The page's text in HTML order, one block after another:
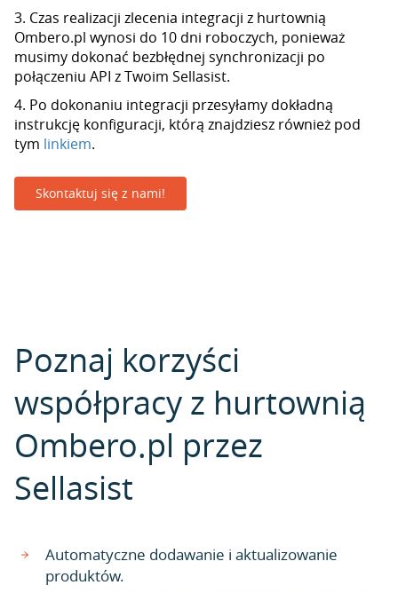
3. Czas realizacji zlecenia integracji z hurtownią
Ombero.pl wynosi do 10 dni roboczych, ponieważ
musimy dokonać bezbłędnej synchronizacji po
połączeniu API z Twoim Sellasist.
4. Po dokonaniu integracji przesyłamy dokładną
instrukcję konfiguracji, którą znajdziesz również pod
tym linkiem.
Skontaktuj się z nami!
Poznaj korzyści
współpracy z hurtownią
Ombero.pl przez
Sellasist
Automatyczne dodawanie i aktualizowanie
produktów.